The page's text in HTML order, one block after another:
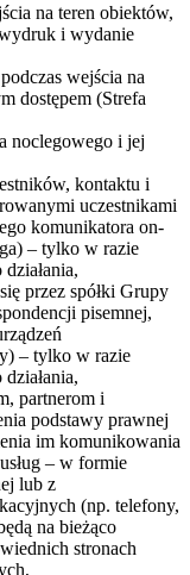
na teren obiektów,
i wydanie
wejścia na
dostępem (Strefa
noclegowego i jej
kontaktu i
uczestnikami
komunikatora on-
– tylko w razie
przez spółki Grupy
pisemnej,
– tylko w razie
partnerom i
podstawy prawnej
im komunikowania
– w formie
lub z
(np. telefony,
na bieżąco
stronach